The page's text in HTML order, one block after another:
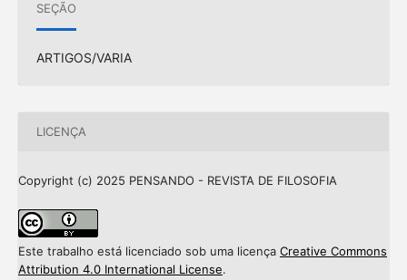
SEÇÃO
ARTIGOS/VARIA
LICENÇA
Copyright (c) 2025 PENSANDO - REVISTA DE FILOSOFIA
Este trabalho está licenciado sob uma licença Creative Commons
Attribution 4.0 International License.